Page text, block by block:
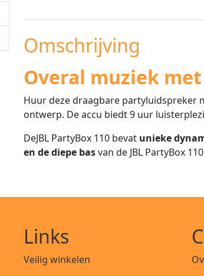
Omschrijving
Overal muziek met
Huur deze draagbare partyluidspreker
ontwerp. De accu biedt 9 uur
DeJBL PartyBox 110 bevat unieke
en de diepe basvan de JBL PartyBox
Links
Veilig winkelen